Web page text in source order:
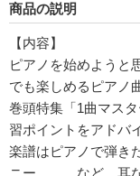
商品の説明
【内容】
ピアノを始めようと
でも楽しめるピアノ
巻頭特集「1曲マス
習ポイントをアドバ
楽譜はピアノで弾き
ニー、、、など、耳